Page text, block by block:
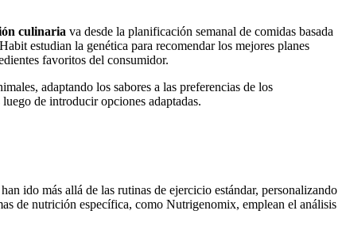
culinaria va desde la planificación semanal de comidas basada
estudian la genética para recomendar los mejores planes
favoritos del consumidor.
adaptando los sabores a las preferencias de los
de introducir opciones adaptadas.
ido más allá de las rutinas de ejercicio estándar, personalizando
de nutrición específica, como Nutrigenomix, emplean el análisis